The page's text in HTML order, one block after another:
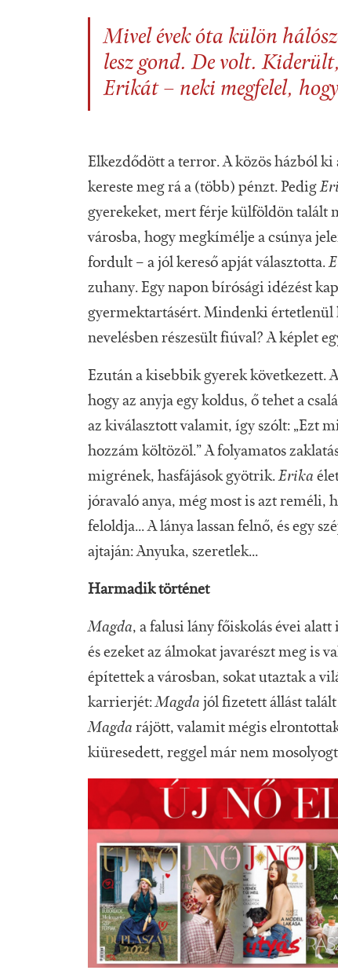
Mivel évek óta külön
lesz gond. De volt.
Erikát– neki megfelel,
Elkezdődött a terror. A közös házból
kereste meg rá a (több) pénzt. Pedig
gyerekeket, mert férje külföldön talált
városba, hogy megkímélje a csúnya
fordult – a jól kereső apját választotta.
zuhany. Egy napon bírósági idézést
gyermektartásért. Mindenki értetlenül
nevelésben részesült fiúval? A képlet
Ezután a kisebbik gyerek következett.
hogy az anyja egy koldus, ő tehet a
az kiválasztott valamit, így szólt: „Ezt
hozzám költözöl.” A folyamatos
migrének, hasfájások gyötrik.Erika
jóravaló anya, még most is azt reméli,
feloldja... A lánya lassan felnő, és egy
ajtaján: Anyuka, szeretlek...
Harmadik történet
Magda, a falusi lány főiskolás évei
és ezeket az álmokat javarészt meg is
építettek a városban, sokat utaztak a
karrierjét:Magda jól fizetett állást
Magda rájött, valamit mégis
kiüresedett, reggel már nem